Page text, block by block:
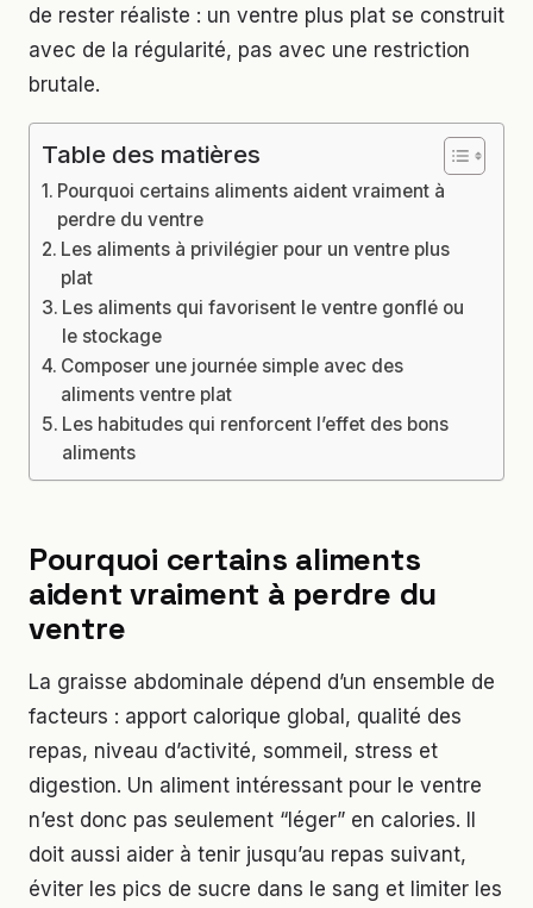
de rester réaliste : un ventre plus plat se construit
avec de la régularité, pas avec une restriction
brutale.
Table des matières
Pourquoi certains aliments aident vraiment à
perdre du ventre
Les aliments à privilégier pour un ventre plus
plat
Les aliments qui favorisent le ventre gonflé ou
le stockage
Composer une journée simple avec des
aliments ventre plat
Les habitudes qui renforcent l’effet des bons
aliments
Pourquoi certains aliments
aident vraiment à perdre du
ventre
La graisse abdominale dépend d’un ensemble de
facteurs : apport calorique global, qualité des
repas, niveau d’activité, sommeil, stress et
digestion. Un aliment intéressant pour le ventre
n’est donc pas seulement “léger” en calories. Il
doit aussi aider à tenir jusqu’au repas suivant,
éviter les pics de sucre dans le sang et limiter les